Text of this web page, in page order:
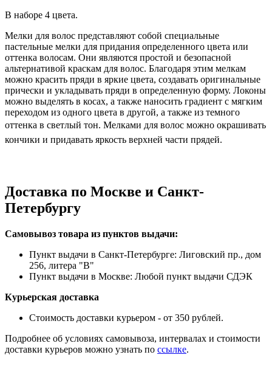
В наборе 4 цвета.
Мелки для волос представляют собой специальные
пастельные мелки для придания определенного цвета или
оттенка волосам. Они являются простой и безопасной
альтернативой краскам для волос. Благодаря этим мелкам
можно красить пряди в яркие цвета, создавать оригинальные
прически и укладывать пряди в определенную форму. Локоны
можно выделять в косах, а также наносить градиент с мягким
переходом из одного цвета в другой, а также из темного
оттенка в светлый тон. Мелками для волос можно окрашивать
кончики и придавать яркость верхней части прядей.
Доставка по Москве и Санкт-
Петербургу
Самовывоз товара из пунктов выдачи:
Пункт выдачи в Санкт-Петербурге: Лиговский пр., дом
256, литера "В"
Пункт выдачи в Москве: Любой пункт выдачи СДЭК
Курьерская доставка
Стоимость доставки курьером - от 350 рублей.
Подробнее об условиях самовывоза, интервалах и стоимости
доставки курьеров можно узнать по ссылке.